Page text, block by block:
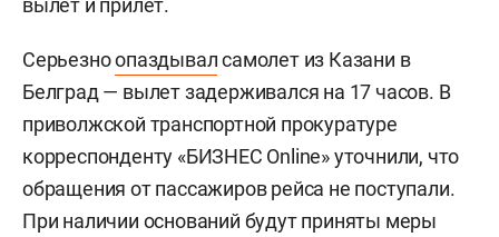
вылет и прилет.
Серьезноопаздывалсамолет из Казани в
Белград — вылет задерживался на 17 часов. В
приволжской транспортной прокуратуре
корреспонденту «БИЗНЕС Online» уточнили, что
обращения от пассажиров рейса не поступали.
При наличии оснований будут приняты меры